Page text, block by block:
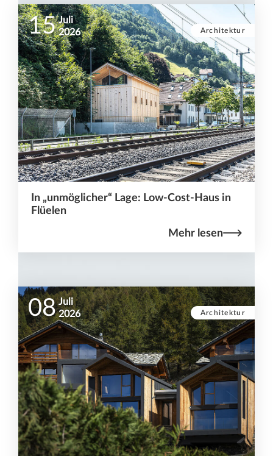
Architektur
15 Juli
2026
In „unmöglicher“ Lage: Low-Cost-Haus in
Flüelen
Mehr lesen
Architektur
08 Juli
2026